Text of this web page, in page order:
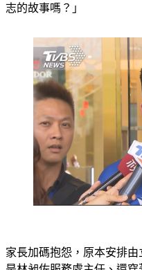
是林昶佐服務處主任、還